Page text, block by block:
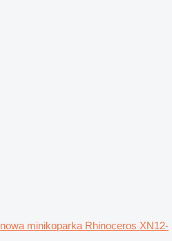
nowa minikoparka Rhinoceros XN12-